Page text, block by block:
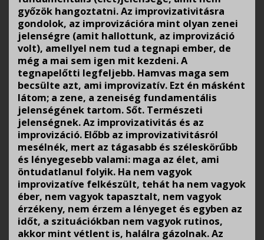
győzök hangoztatni. Az improvizativitásra
gondolok, az improvizációra mint olyan zenei
jelenségre (amit hallottunk, az improvizáció
volt), amellyel nem tud a tegnapi ember, de
még a mai sem igen mit kezdeni. A
tegnapelőtti legfeljebb. Hamvas maga sem
becsülte azt, ami improvizatív. Ezt én másként
látom; a zene, a zeneiség fundamentális
jelenségének tartom. Sőt. Természeti
jelenségnek. Az improvizativitás és az
improvizáció. Előbb az improvizativitásról
mesélnék, mert az tágasabb és széleskörűbb
és lényegesebb valami: maga az élet, ami
öntudatlanul folyik. Ha nem vagyok
improvizatíve felkészült, tehát ha nem vagyok
éber, nem vagyok tapasztalt, nem vagyok
érzékeny, nem érzem a lényeget és egyben az
időt, a szituációkban nem vagyok rutinos,
akkor mint vétlent is, halálra gázolnak. Az